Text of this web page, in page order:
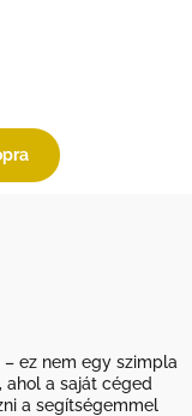
ez nem egy szimpla
a saját céged
a segítségemmel